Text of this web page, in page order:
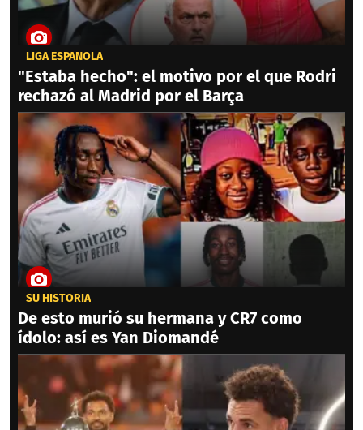
LIGA ESPAÑOLA
"Estaba hecho": el motivo por el que Rodri
rechazó al Madrid por el Barça
SU HISTORIA
De esto murió su hermana y CR7 como
ídolo: así es Yan Diomandé